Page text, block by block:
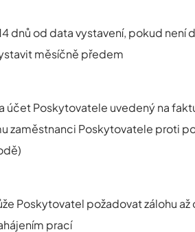
dnů od data vystavení, pokud není
měsíčně předem
účet Poskytovatele uvedený na
zaměstnanci Poskytovatele proti
Poskytovatel požadovat zálohu
prací